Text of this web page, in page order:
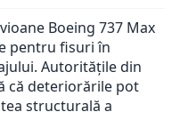
Boeing 737 Max
pentru fisuri în
Autoritățile din
că deteriorările pot
structurală a